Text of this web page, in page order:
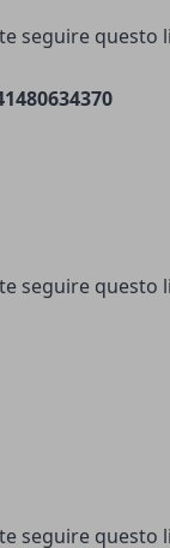
seguire questo
seguire questo
seguire questo